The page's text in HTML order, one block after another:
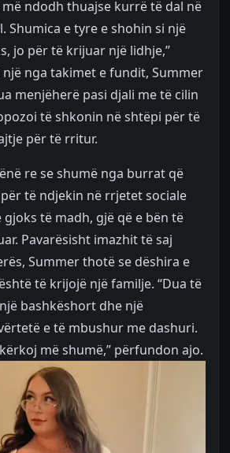
ndodh thuajse kurrë të dal në
Shumica e tyre e shohin si një
jo për të krijuar një lidhje,”
nga takimet e fundit, Summer
menjëherë pasi djali me të cilin
të shkonin në shtëpi për të
për të rritur.
re se shumë nga burrat që
të ndjekin në rrjetet sociale
të madh, gjë që e bën të
Pavarësisht imazhit të saj
Summer thotë se dëshira e
të krijojë një familje. “Dua të
bashkëshort dhe një
e të mbushur me dashuri.
më shumë,” përfundon ajo.